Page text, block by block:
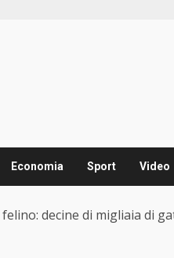
Economia Sport Video
decine di migliaia di